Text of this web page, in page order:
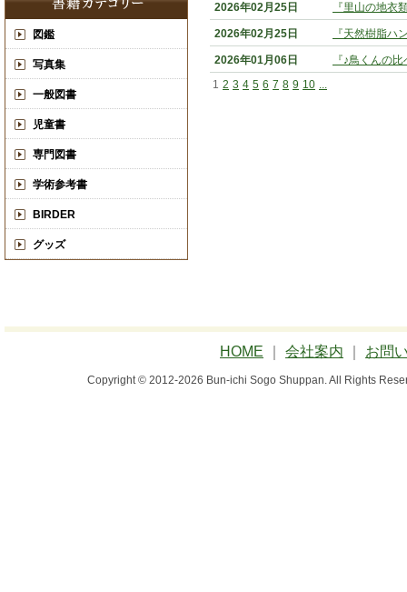
図鑑
写真集
一般図書
児童書
専門図書
学術参考書
BIRDER
グッズ
2026年02月25日 『里山の地衣
2026年02月25日 『天然樹脂
2026年01月06日
『♪鳥くんの
1 2 3 4 5 6 7 8 9 10 ...
HOME 会社案内 お問
Copyright © 2012-2026 Bun-ichi Sogo Shuppan. All Rights